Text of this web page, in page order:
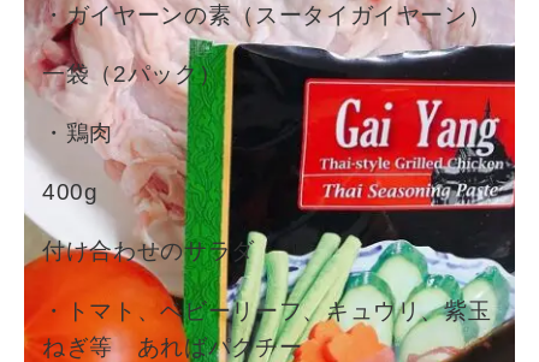
・ガイヤーンの素（スータイガイヤーン）
一袋（2パック）
・鶏肉
400g
付け合わせのサラダ
・トマト、ベビーリーフ、キュウリ、紫玉
ねぎ等 あればパクチー